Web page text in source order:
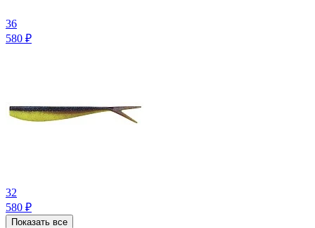
36
580 ₽
32
580 ₽
Показать все